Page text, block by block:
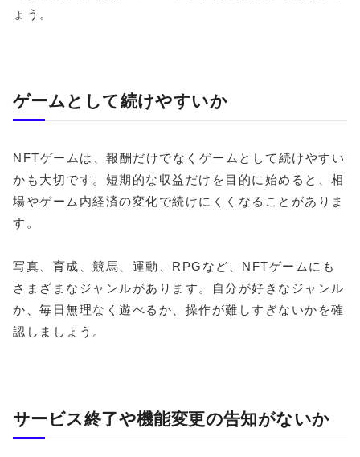
ょう。
ゲームとして続けやすいか
NFTゲームは、報酬だけでなくゲームとして続けやすい
かも大切です。短期的な収益だけを目的に始めると、相
場やゲーム内経済の変化で続けにくくなることがありま
す。
写真、育成、競馬、運動、RPGなど、NFTゲームにも
さまざまなジャンルがあります。自分が好きなジャンル
か、毎日無理なく遊べるか、操作が難しすぎないかを確
認しましょう。
サービス終了や機能変更の告知がないか